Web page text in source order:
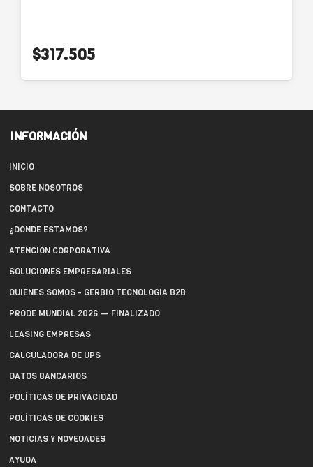
$317.505
INFORMACIÓN
INICIO
SOBRE NOSOTROS
CONTACTO
¿DÓNDE ESTAMOS?
ATENCIÓN CORPORATIVA
SOLUCIONES EMPRESARIALES
QUIÉNES SOMOS - GERBIO TECNOLOGÍA B2B
PRODE MUNDIAL 2026 — FINALIZADO
LEASING EMPRESAS
CALCULADORA DE UPS
DATOS BANCARIOS
POLÍTICAS DE PRIVACIDAD
POLÍTICAS DE COOKIES
NOTICIAS Y NOVEDADES
AYUDA